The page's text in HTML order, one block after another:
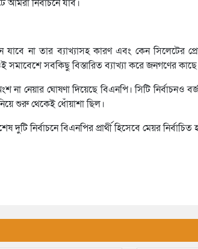
আমরা নির্বাচনে যাব।
না তার ব্যাখ্যাসহ কারণ এবং কেন সিলেটের
সমাবেশে সবকিছু বিস্তারিত ব্যাখ্যা করে জনগণের
না নেয়ার ঘোষণা দিয়েছে বিএনপি। সিটি নির্বাচনও
শুরু থেকেই ধোঁয়াশা ছিল।
নির্বাচনে বিএনপির প্রার্থী হিসেবে মেয়র